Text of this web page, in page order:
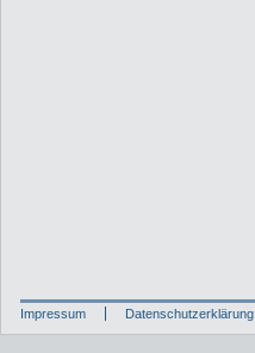
Impressum Datenschutzerklärung